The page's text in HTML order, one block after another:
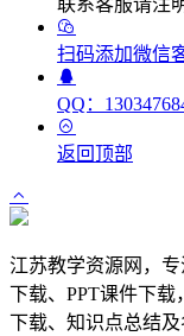
联系客服请注
扫码添加微信
QQ：
返回顶部
江苏教学资源网，
下载、PPT课件下
下载、知识点总结及